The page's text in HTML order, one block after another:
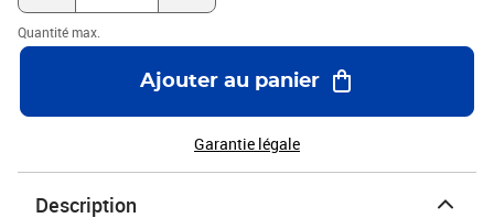
Quantité max.
Ajouter au panier
Garantie légale
Description